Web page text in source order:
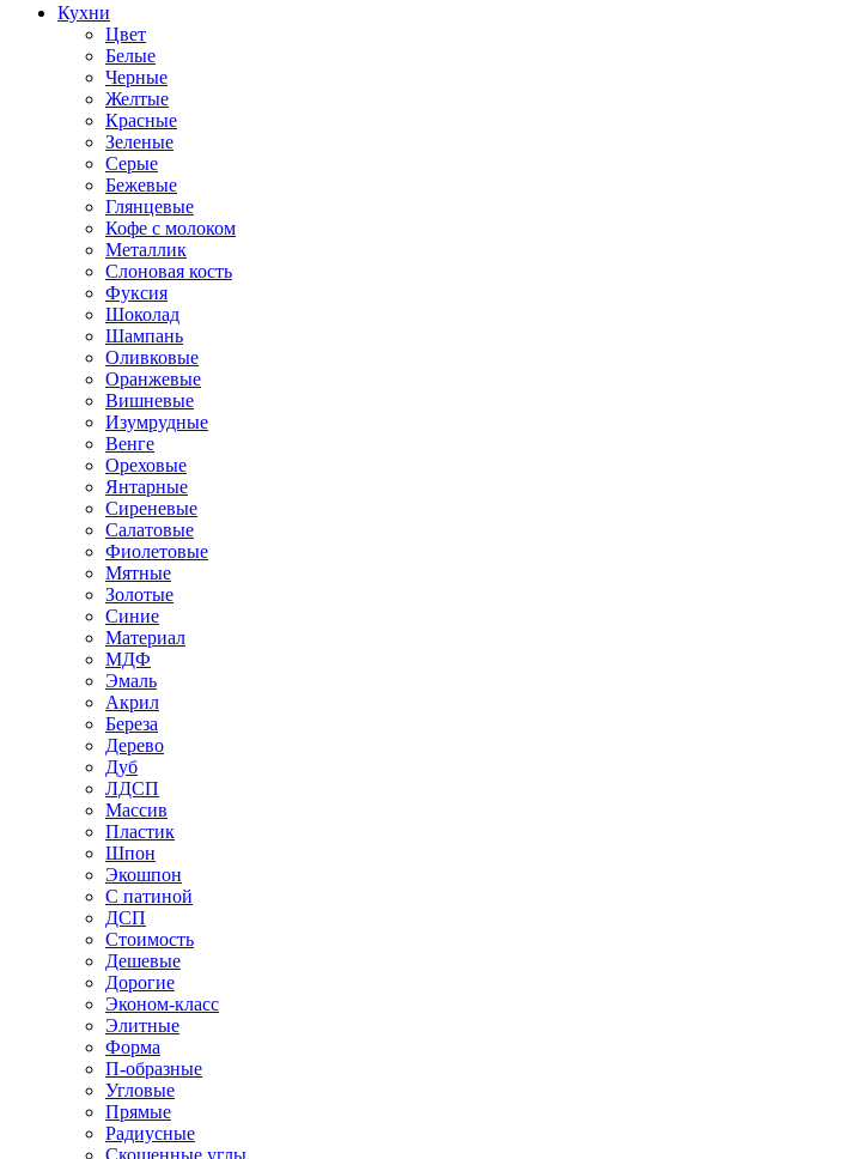
Кухни
Цвет
Белые
Черные
Желтые
Красные
Зеленые
Серые
Бежевые
Глянцевые
Кофе с молоком
Металлик
Слоновая кость
Фуксия
Шоколад
Шампань
Оливковые
Оранжевые
Вишневые
Изумрудные
Венге
Ореховые
Янтарные
Сиреневые
Салатовые
Фиолетовые
Мятные
Золотые
Синие
Материал
МДФ
Эмаль
Акрил
Береза
Дерево
Дуб
ЛДСП
Массив
Пластик
Шпон
Экошпон
С патиной
ДСП
Стоимость
Дешевые
Дорогие
Эконом-класс
Элитные
Форма
П-образные
Угловые
Прямые
Радиусные
Скошенные углы